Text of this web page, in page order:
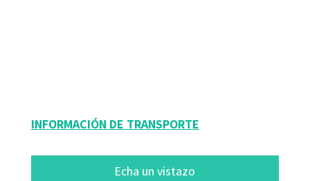
INFORMACIÓN DE TRANSPORTE
Echa un vistazo